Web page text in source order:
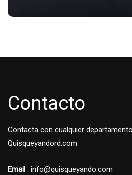
Contacto
Contacta con cualquier
Quisqueyandord.com
Email : info@quisqueyando.com